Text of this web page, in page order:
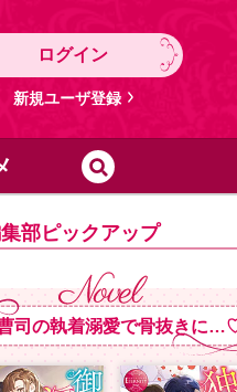
ログイン
新規ユーザ登録
部ピックアップ
司の執着溺愛で骨抜きに